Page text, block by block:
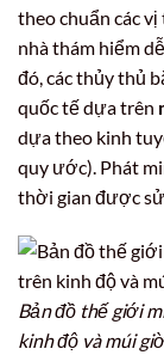
theo chuẩn các
nhà thám hiểm
đó, các thủy thủ
quốc tế dựa trên
dựa theo kinh
quy ước). Phát
thời gian được
Bản đồ thế giới
kinh độ và múi